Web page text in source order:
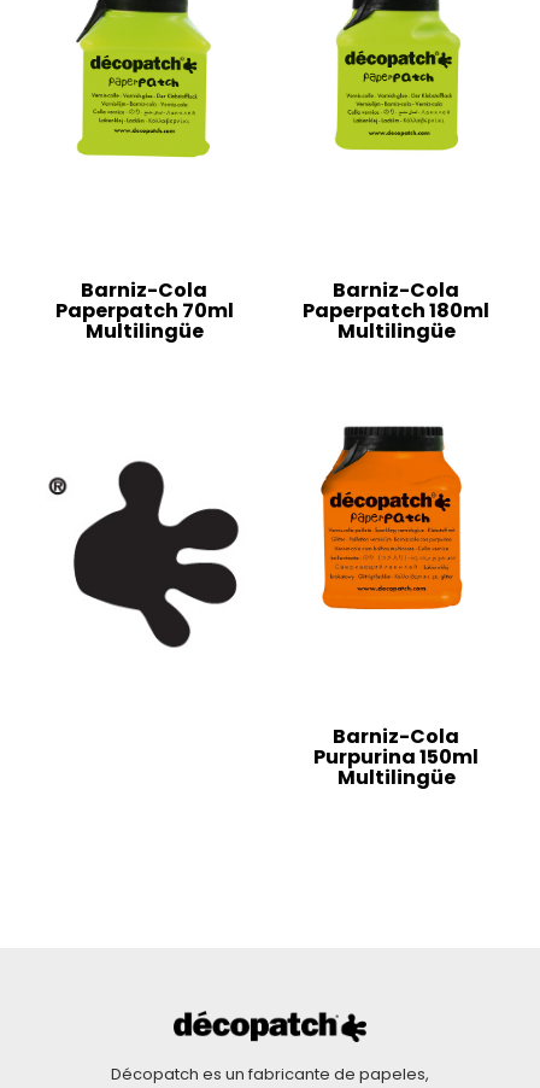
Barniz-Cola
Paperpatch 70ml
Multilingüe
Barniz-Cola
Paperpatch 180ml
Multilingüe
Barniz-Cola
Purpurina 150ml
Multilingüe
Décopatch es un fabricante de papeles,